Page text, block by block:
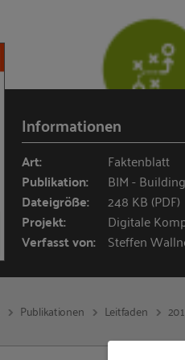
Informationen
Art: Faktenblatt
Publikation: BIM -
Dateigröße: 248 KB (PDF)
Projekt: Digitale
Verfasst von: Steffen
Publikationen Leitfaden